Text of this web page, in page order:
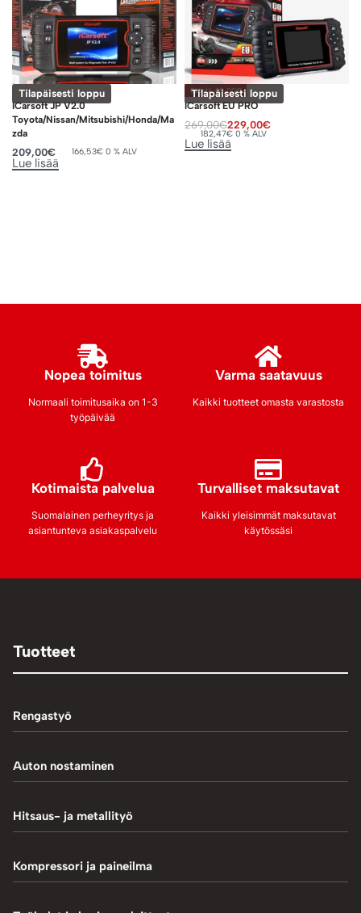
Tilapäisesti loppu
ICarsoft JP V2.0
Toyota/Nissan/Mitsubishi/Honda/Ma
zda
209,00€ 166,53€ 0 % ALV
Lue lisää
Säästä 40,00€
Tilapäisesti loppu
ICarsoft EU PRO
269,00€229,00€
182,47€ 0 % ALV
Lue lisää
Nopea toimitus
Normaali toimitusaika on 1-3
työpäivää
Varma saatavuus
Kaikki tuotteet omasta varastosta
Kotimaista palvelua
Suomalainen perheyritys ja
asiantunteva asiakaspalvelu
Turvalliset maksutavat
Kaikki yleisimmät maksutavat
käytössäsi
Tuotteet
Rengastyö
Palteennostin
Rengastarvikkeet/työkalut
Rengasventtiilit
Auton nostaminen
1-Pilarinostimet
4-Pilarinostimet
Hitsaus- ja metallityö
Hitsaustarvikkeet
Kompressori ja paineilma